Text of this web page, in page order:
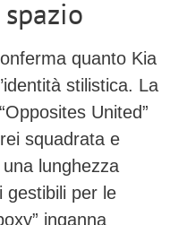
quanto Kia
stilistica. La
United”
squadrata e
lunghezza
gestibili per le
inganna